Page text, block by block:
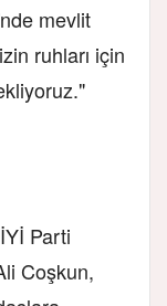
mevlit
ruhları için
Parti
Coşkun,